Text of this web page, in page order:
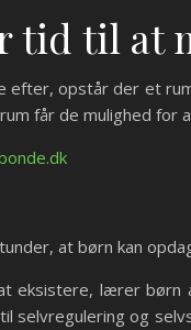
tid til at
efter, opstår der et
får de mulighed for
at børn kan
eksistere, lærer
selvregulering og